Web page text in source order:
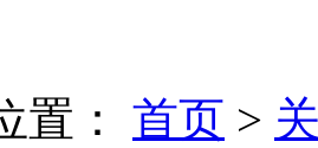
置： 首页 >